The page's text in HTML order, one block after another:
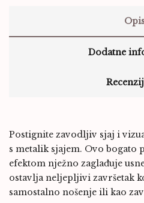
Dodatne
Postignite zavodljiv sjaj i
s metalik sjajem. Ovo bogato
efektom nježno zaglađuje
ostavlja neljepljivi završetak
samostalno nošenje ili kao